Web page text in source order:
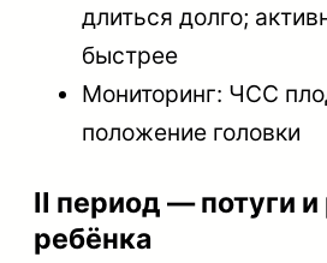
длиться долго;
быстрее
Мониторинг: ЧСС
положение головки
II период — потуги
ребёнка